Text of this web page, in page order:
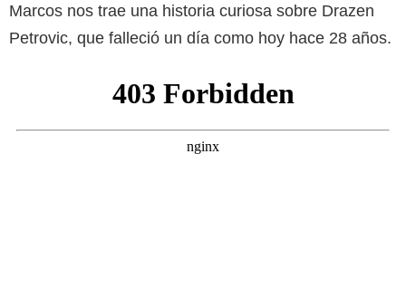
Marcos nos trae una historia curiosa sobre Drazen
Petrovic, que falleció un día como hoy hace 28 años.